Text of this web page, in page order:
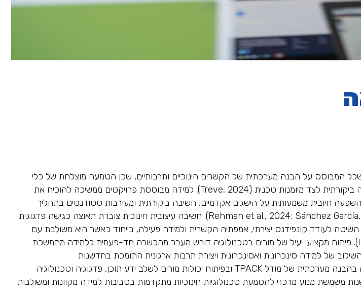
המבוסס על הבנה מערכתית של הקשרים חינוכיים ותרבותיים, שכן הטמעה מוצלחת של כלי
בינה מלאכותית תלויה ביכולת המורים לפתח אוריינות טכנולוגית-פדגוגית המשלבת חשיבה ביקורתית לצד מיומנות טכנית (Treve, 2024). למידה מבוססת פרויקטים ממשיכה להוכיח את
חיובית משמעותית על הישגים אקדמיים, חשיבה ביקורתית ומעורבות סטודנטים בתהליך
הלמידה, תוך הדגשת חשיבותו של תכנון הוראתי מותאם ושיתוף פעולה בין-תחומי (Rehman et al., 2024; Sánchez García, 2025). חשיבה עיצובית חינוכית צוברת תאוצה כגישה פדגוגית
לעודד קונפידנס יצירתי, אמפתיה הקשרית ולמידה פעילה, בייחוד כאשר היא משולבת עם
גישות קונסטרוקטיביסטיות ולמידה מבוססת חוויה (Liu et al., 2024; Lake et al., 2024). פיתוח מקצועי יעיל של מורים בטכנולוגיה דורש מעבר מהכשרה חד-פעמית ללמידה מתמשכת
של למידה סינכרונית ואסינכרונית ויצירת תרבות ארגונית התומכת בחדשנות
פדגוגית-טכנולוגית (Stavermann, 2024). אינטגרציה טכנולוגית מוצלחת בחינוך תלויה בהבנה מערכתית של מודל TPACK ובפיתוח יכולות מורים לשלב ידע תוכן, פדגוגיה וטכנולוגיה
משמשת מנוע מרכזי להטמעת טכנולוגיות חינוכיות מתקדמות בסביבות למידה מקוונות ומשולבות